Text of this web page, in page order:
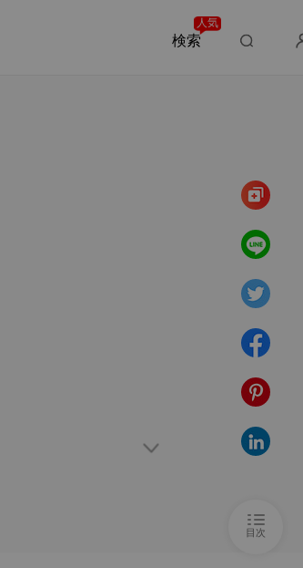
検索
人気
目次